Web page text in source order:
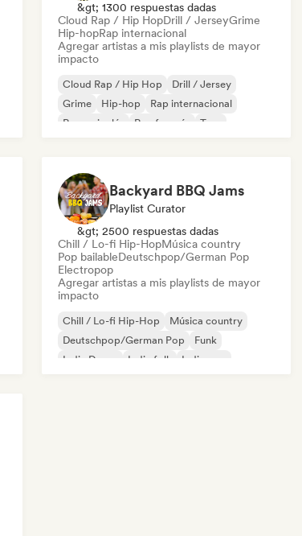
&gt; 1300 respuestas dadas
Cloud Rap / Hip HopDrill / JerseyGrime
Hip-hopRap internacional
Agregar artistas a mis playlists de mayor
impacto
Cloud Rap / Hip Hop
Drill / Jersey
Grime
Hip-hop
Rap internacional
Rap en inglés
Rap francés Trap
Backyard BBQ Jams
Playlist Curator
&gt; 2500 respuestas dadas
Chill / Lo-fi Hip-HopMúsica country
Pop bailableDeutschpop/German Pop
Electropop
Agregar artistas a mis playlists de mayor
impacto
Chill / Lo-fi Hip-Hop
Música country
Deutschpop/German Pop
Funk
Indie Dance
Indie folk
Indie pop